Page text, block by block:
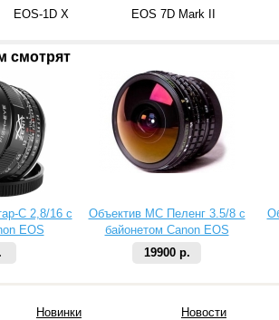
EOS-1D X
EOS 7D Mark II
смотрят
C 2,8/16 с
EOS
Объектив МС Пеленг 3.5/8 с
байонетом Canon EOS
19900 р.
Новинки
Новости